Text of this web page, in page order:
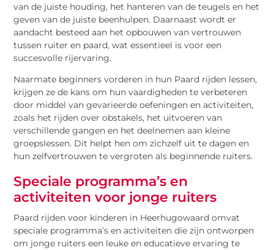
van de juiste houding, het hanteren van de teugels en het
geven van de juiste beenhulpen. Daarnaast wordt er
aandacht besteed aan het opbouwen van vertrouwen
tussen ruiter en paard, wat essentieel is voor een
succesvolle rijervaring.
Naarmate beginners vorderen in hun Paard rijden lessen,
krijgen ze de kans om hun vaardigheden te verbeteren
door middel van gevarieerde oefeningen en activiteiten,
zoals het rijden over obstakels, het uitvoeren van
verschillende gangen en het deelnemen aan kleine
groepslessen. Dit helpt hen om zichzelf uit te dagen en
hun zelfvertrouwen te vergroten als beginnende ruiters.
Speciale programma’s en
activiteiten voor jonge ruiters
Paard rijden voor kinderen in Heerhugowaard omvat
speciale programma’s en activiteiten die zijn ontworpen
om jonge ruiters een leuke en educatieve ervaring te